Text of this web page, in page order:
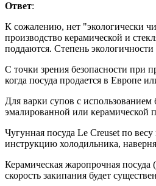
Ответ:
К сожалению, нет "экологически
производство керамической и
поддаются. Степень
С точки зрения безопасности при
когда посуда продается в Европе
Для варки супов с
эмалированной или керамической
Чугунная посуда Le Creuset по
инструкцию холодильника,
Керамическая жаропрочная
скорость закипания будет